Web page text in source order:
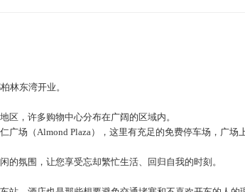
林东湾开业。
区，许多购物中心分布在广阔的区域内。
广场（Almond Plaza），这里有充足的免费停车场，广场
的氛围，让您享受忘却繁忙生活、回归自我的时刻。